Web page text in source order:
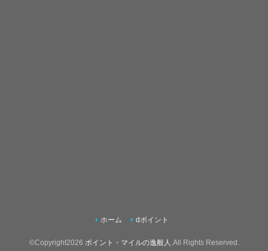
ホーム dポイント
©Copyright2026 ポイント・マイルの逸般人 .All Rights Reserved.